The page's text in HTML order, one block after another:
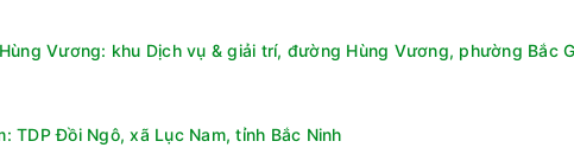
Vương: khu Dịch vụ & giải trí, đường Hùng Vương, phường Bắc
TDP Đồi Ngô, xã Lục Nam, tỉnh Bắc Ninh